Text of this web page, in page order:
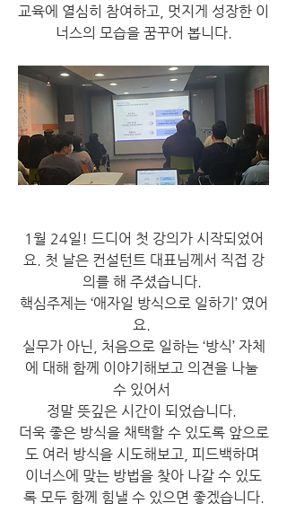
교육에 열심히 참여하고, 멋지게 성장한 이
너스의 모습을 꿈꾸어 봅니다.
1월 24일! 드디어 첫 강의가 시작되었어
요. 첫 날은 컨설턴트 대표님께서 직접 강
의를 해 주셨습니다.
핵심주제는 ‘애자일 방식으로 일하기’ 였어
요.
실무가 아닌, 처음으로 일하는 ‘방식’ 자체
에 대해 함께 이야기해보고 의견을 나눌
수 있어서
정말 뜻깊은 시간이 되었습니다.
더욱 좋은 방식을 채택할 수 있도록 앞으로
도 여러 방식을 시도해보고, 피드백하며
이너스에 맞는 방법을 찾아 나갈 수 있도
록 모두 함께 힘낼 수 있으면 좋겠습니다.